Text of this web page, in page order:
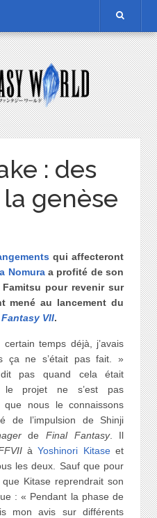
: des
genèse
qui affecteront
Nomuraa profité de son
pour revenir sur
mené au lancement du
VII.
temps déjà, j’avais
ça ne s’était pas fait. »
pas quand cela était
le projet ne s’est pas
nous le connaissons
de l’impulsion de Shinji
de Final Fantasy. Il
àYoshinori Kitaseet
les deux. Sauf que pour
Kitase reprendrait son
: « Pendant la phase de
mon avis sur différents